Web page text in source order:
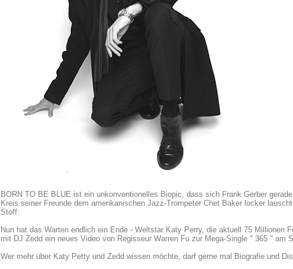
BORN TO BE BLUE ist ein unkonventionelles Biopic, dass sich Frank Gerber
Kreis seiner Freunde dem amerikanischen Jazz-Trompeter Chet Baker locker
Stoff:
Nun hat das Warten endlich ein Ende - Weltstar Katy Perry, die aktuell 75 Millionen
mit DJ Zedd ein neues Video von Regisseur Warren Fu zur Mega-Single " 365 " am
Wer mehr über Katy Petty und Zedd wissen möchte, darf gerne mal Biografie und